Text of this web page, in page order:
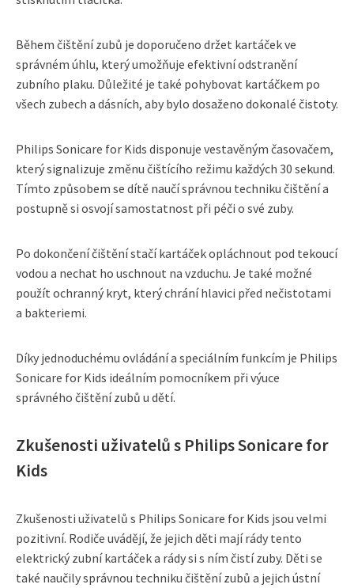
Během čištění zubů je doporučeno držet kartáček ve
správném úhlu, který umožňuje efektivní odstranění
zubního plaku. Důležité je také pohybovat kartáčkem po
všech zubech a dásních, aby bylo dosaženo dokonalé čistoty.
Philips Sonicare for Kids disponuje vestavěným časovačem,
který signalizuje změnu čištícího režimu každých 30 sekund.
Tímto způsobem se dítě naučí správnou techniku čištění a
postupně si osvojí samostatnost při péči o své zuby.
Po dokončení čištění stačí kartáček opláchnout pod tekoucí
vodou a nechat ho uschnout na vzduchu. Je také možné
použít ochranný kryt, který chrání hlavici před nečistotami
a bakteriemi.
Díky jednoduchému ovládání a speciálním funkcím je Philips
Sonicare for Kids ideálním pomocníkem při výuce
správného čištění zubů u dětí.
Zkušenosti uživatelů s Philips Sonicare for
Kids
Zkušenosti uživatelů s Philips Sonicare for Kids jsou velmi
pozitivní. Rodiče uvádějí, že jejich děti mají rády tento
elektrický zubní kartáček a rády si s ním čistí zuby. Děti se
také naučily správnou techniku čištění zubů a jejich ústní